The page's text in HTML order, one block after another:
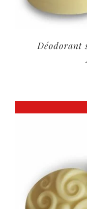
Déodorant